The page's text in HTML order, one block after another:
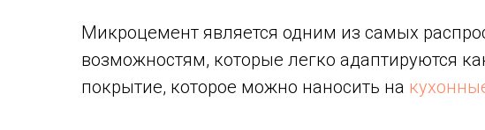
Микроцемент является одним из самых
возможностям, которые легко адаптируются
покрытие, которое можно наносить на